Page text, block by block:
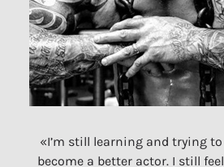
«I’m still learning and trying to
become a better actor. I still feel